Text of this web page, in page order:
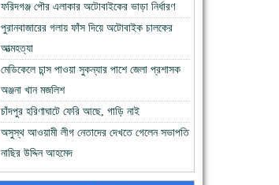
ফরিদগঞ্জ পৌর এলাকার অটোবাইকের ভাড়া নির্ধারণ
পুরানবাজারের গলায় ফাঁস দিয়ে অটোবাইক চালকের
আত্মহত্যা
মেডিকেলে চান্স পাওয়া সুকন্যার পাশে জেলা প্রশাসক
অঞ্জনা খান মজলিশ
চাঁদপুর হরিণাঘাটে ফেরি আছে, গাড়ি নাই
অসুস্থ আওয়ামী লীগ নেতাদের দেখতে গেলেন সভাপতি
নাছির উদ্দিন আহমেদ